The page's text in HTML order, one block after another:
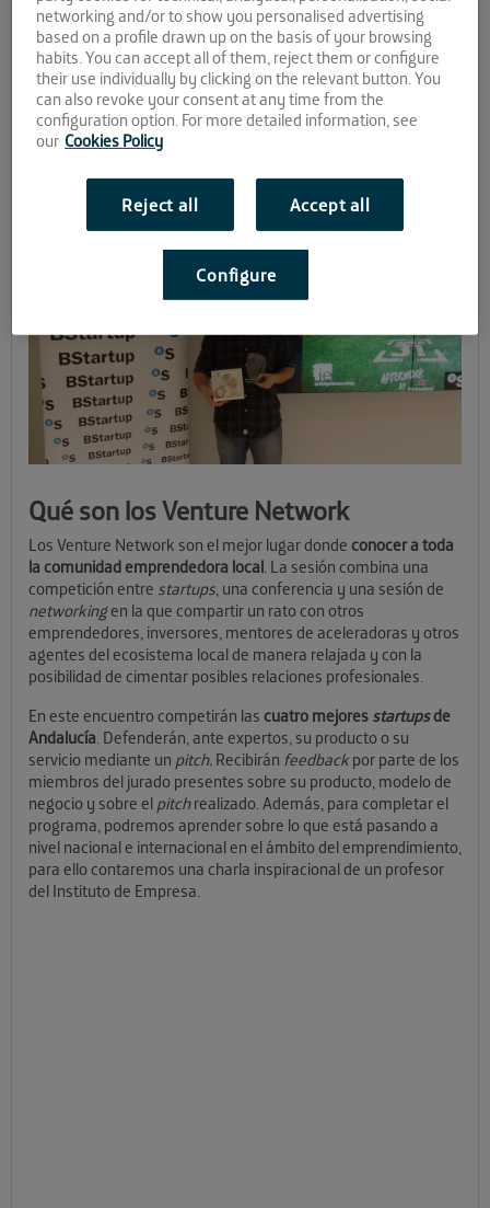
que organizanBanco Sabadell, a través del programaBStartup
eInstituto de Empresay donde Andalucía Open Future
ejercerá departnerlocal y anfitriona del evento.
Andalucía Open Future repite comoparterlocal del Venture
Network Andalucía. El pasado 12 de febrero, el centro de
crowdworkingEl Cubo
Qué son los Venture Network
Los Venture Network son el mejor lugar donde conocer a toda
la comunidad emprendedora local. La sesión combina una
competición entre startups, una conferencia y una sesión de
networkingen la que compartir un rato con otros
emprendedores, inversores, mentores de aceleradoras y otros
agentes del ecosistema local de manera relajada y con la
posibilidad de cimentar posibles relaciones profesionales.
En este encuentro competirán las cuatro mejores startupsde
Andalucía. Defenderán, ante expertos, su producto o su
servicio mediante un pitch. Recibirán feedback por parte de los
miembros del jurado presentes sobre su producto, modelo de
negocio y sobre el pitchrealizado. Además, para completar el
programa, podremos aprender sobre lo que está pasando a
nivel nacional e internacional en el ámbito del emprendimiento,
para ello contaremos una charla inspiracional de un profesor
del Instituto de Empresa.
networking and/or to show you personalised advertising
based on a profile drawn up on the basis of your browsing
habits. You can accept all of them, reject them or configure
their use individually by clicking on the relevant button. You
can also revoke your consent at any time from the
configuration option. For more detailed information, see
our Cookies Policy
Reject all Accept all
Configure